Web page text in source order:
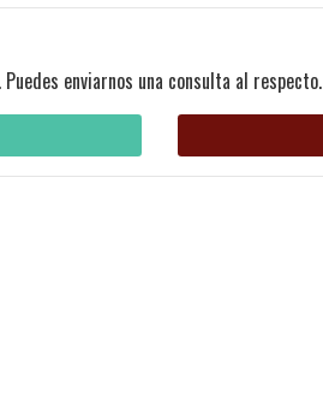
enviarnos una consulta al respecto.